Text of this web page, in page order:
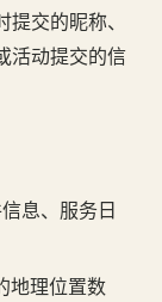
交的昵称、
活动提交的信
息、服务日
地理位置数